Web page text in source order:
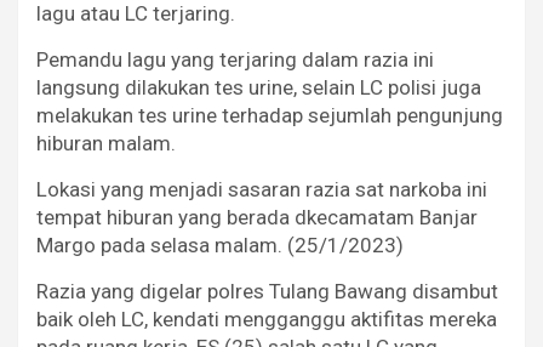
lagu atau LC terjaring.
Pemandu lagu yang terjaring dalam razia ini
langsung dilakukan tes urine, selain LC polisi juga
melakukan tes urine terhadap sejumlah pengunjung
hiburan malam.
Lokasi yang menjadi sasaran razia sat narkoba ini
tempat hiburan yang berada dkecamatam Banjar
Margo pada selasa malam. (25/1/2023)
Razia yang digelar polres Tulang Bawang disambut
baik oleh LC, kendati mengganggu aktifitas mereka